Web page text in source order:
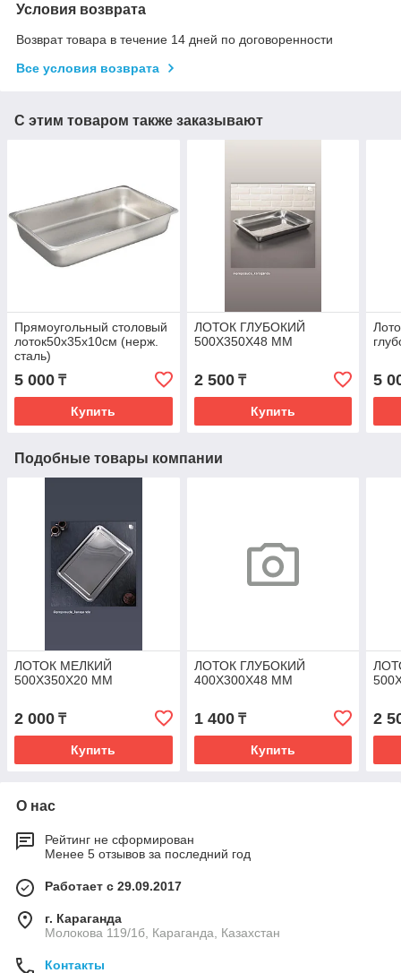
Условия возврата
Возврат товара в течение 14 дней по договоренности
Все условия возврата
С этим товаром также заказывают
Прямоугольный столовый
лоток50х35х10см (нерж.
сталь)
5 000 ₸
Купить
ЛОТОК ГЛУБОКИЙ
500Х350Х48 ММ
2 500₸
Купить
5
Подобные товары компании
ЛОТОК МЕЛКИЙ
500Х350Х20 ММ
2 000 ₸
Купить
ЛОТОК ГЛУБОКИЙ
400Х300Х48 ММ
1 400₸
Купить
2
О нас
Рейтинг не сформирован
Менее 5 отзывов за последний год
Работает с 29.09.2017
г. Караганда
Молокова 119/1б, Караганда, Казахстан
Контакты